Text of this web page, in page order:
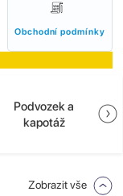
Obchodní podmínky
Podvozek a
kapotáž
Zobrazit vše